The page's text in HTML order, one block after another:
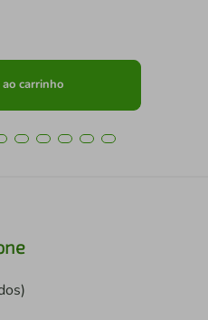
carrinho